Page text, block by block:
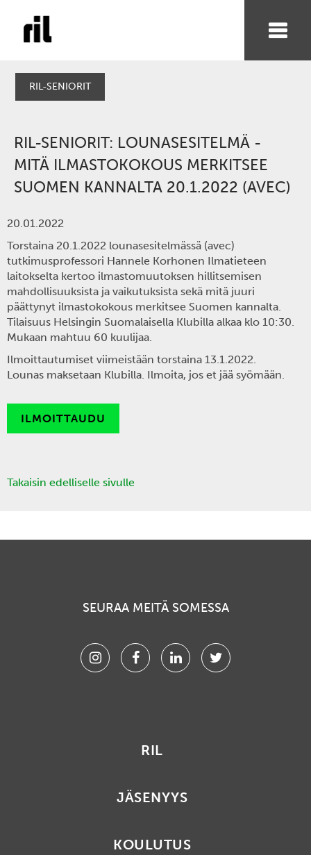
RIL-SENIORIT
RIL-SENIORIT: LOUNASESITELMÄ -
MITÄ ILMASTOKOKOUS MERKITSEE
SUOMEN KANNALTA 20.1.2022 (AVEC)
20.01.2022
Torstaina 20.1.2022 lounasesitelmässä (avec)
tutkimusprofessori Hannele Korhonen Ilmatieteen
laitokselta kertoo ilmastomuutoksen hillitsemisen
mahdollisuuksista ja vaikutuksista sekä mitä juuri
päättynyt ilmastokokous merkitsee Suomen kannalta.
Tilaisuus Helsingin Suomalaisella Klubilla alkaa klo 10:30.
Mukaan mahtuu 60 kuulijaa.
Ilmoittautumiset viimeistään torstaina 13.1.2022.
Lounas maksetaan Klubilla. Ilmoita, jos et jää syömään.
ILMOITTAUDU
Takaisin edelliselle sivulle
SEURAA MEITÄ SOMESSA
InstagramFacebookLinkedinTwitter
RIL
JÄSENYYS
KOULUTUS